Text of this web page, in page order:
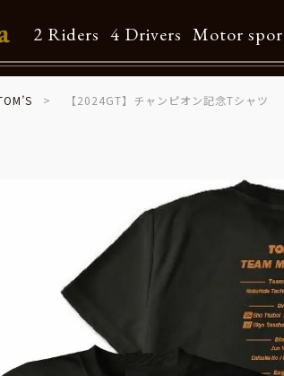
2 Riders 4 Drivers Motor
【2024GT】チャンピオン記念Tシャツ